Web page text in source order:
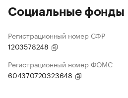
Социальные фонды
Регистрационный номер СФР
1203578248
Регистрационный номер ФОМС
604370720323648